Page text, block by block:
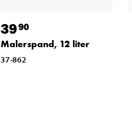
3990
Malerspand, 12 liter
37-862